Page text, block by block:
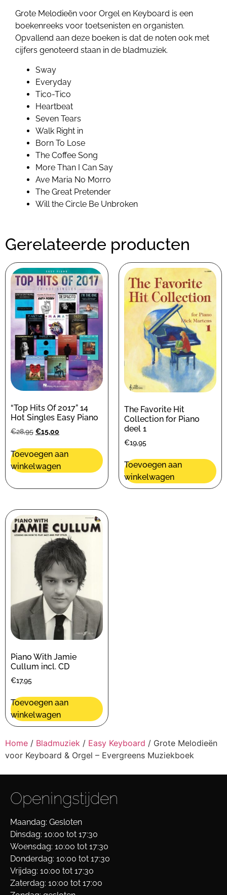
Grote Melodieën voor Orgel en Keyboard is een
boekenreeks voor toetsenisten en organisten.
Opvallend aan deze boeken is dat de noten ook met
cijfers genoteerd staan in de bladmuziek.
Sway
Everyday
Tico-Tico
Heartbeat
Seven Tears
Walk Right in
Born To Lose
The Coffee Song
More Than I Can Say
Ave Maria No Morro
The Great Pretender
Will the Circle Be Unbroken
Gerelateerde producten
“Top Hits Of 2017” 14
Hot Singles Easy Piano
€28,95 €15,00
Toevoegen aan
winkelwagen
The Favorite Hit
Collection for Piano
deel 1
€19,95
Toevoegen aan
winkelwagen
Piano With Jamie
Cullum incl. CD
€17,95
Toevoegen aan
winkelwagen
Home / Bladmuziek / Easy Keyboard / Grote Melodieën
voor Keyboard & Orgel – Evergreens Muziekboek
Openingstijden
Maandag: Gesloten
Dinsdag: 10:00 tot 17:30
Woensdag: 10:00 tot 17:30
Donderdag: 10:00 tot 17:30
Vrijdag: 10:00 tot 17:30
Zaterdag: 10:00 tot 17:00